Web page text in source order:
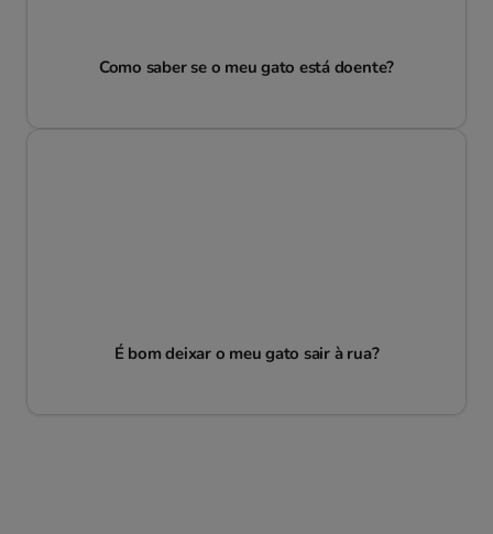
Como saber se o meu gato está doente?
É bom deixar o meu gato sair à rua?